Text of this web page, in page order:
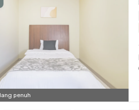
penuh